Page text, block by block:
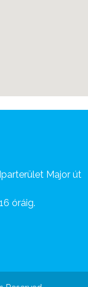
Major út
óráig.